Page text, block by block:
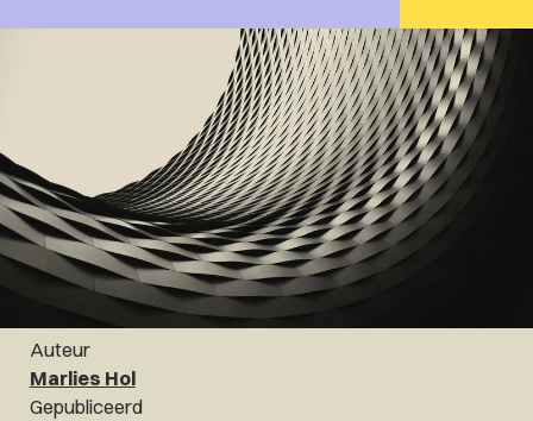
Auteur
Marlies Hol
Gepubliceerd